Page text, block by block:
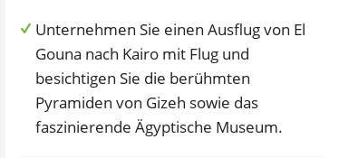
Unternehmen Sie einen Ausflug von El
Gouna nach Kairo mit Flug und
besichtigen Sie die berühmten
Pyramiden von Gizeh sowie das
faszinierende Ägyptische Museum.